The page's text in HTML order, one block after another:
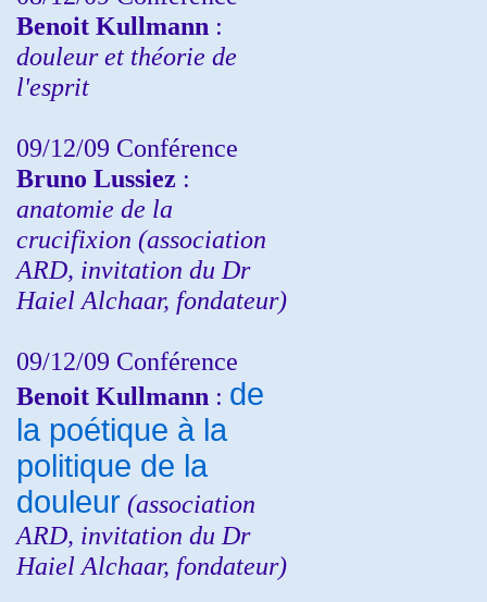
Benoit Kullmann :
douleur et théorie de
l'esprit
09/12/09 Conférence
Bruno Lussiez :
anatomie de la
crucifixion (association
ARD, invitation du Dr
Haiel Alchaar, fondateur)
09/12/09 Conférence
Benoit Kullmann : de
la poétique à la
politique de la
douleur (association
ARD, invitation du Dr
Haiel Alchaar, fondateur)